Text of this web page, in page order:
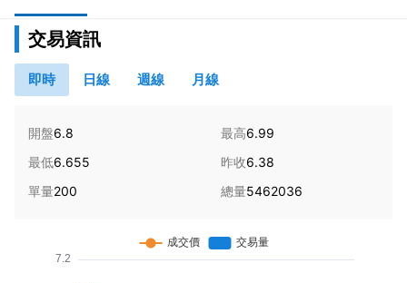
交易資訊
即時 日線 週線 月線
開盤6.8 最高6.99
最低6.655 昨收6.38
單量200 總量5462036